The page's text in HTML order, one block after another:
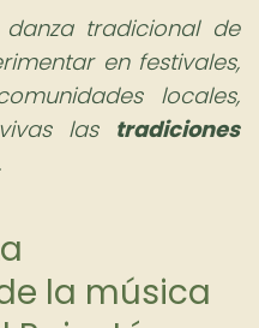
tradicional de
en festivales,
locales,
las tradiciones
la música